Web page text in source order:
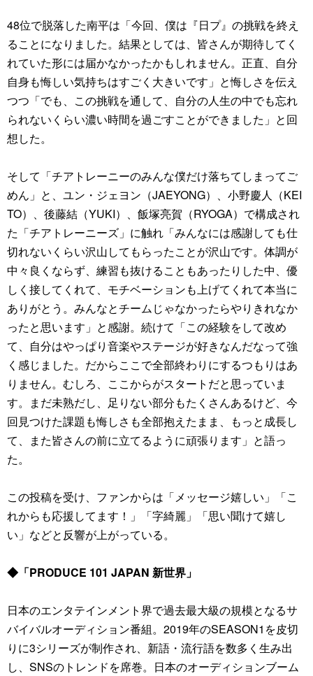
48位で脱落した南平は「今回、僕は『日プ』の挑戦を終え
ることになりました。結果としては、皆さんが期待してく
れていた形には届かなかったかもしれません。正直、自分
自身も悔しい気持ちはすごく大きいです」と悔しさを伝え
つつ「でも、この挑戦を通して、自分の人生の中でも忘れ
られないくらい濃い時間を過ごすことができました」と回
想した。
そして「チアトレーニーのみんな僕だけ落ちてしまってご
めん」と、ユン・ジェヨン（JAEYONG）、小野慶人（KEI
TO）、後藤結（YUKI）、飯塚亮賀（RYOGA）で構成され
た「チアトレーニーズ」に触れ「みんなには感謝しても仕
切れないくらい沢山してもらったことが沢山です。体調が
中々良くならず、練習も抜けることもあったりした中、優
しく接してくれて、モチベーションも上げてくれて本当に
ありがとう。みんなとチームじゃなかったらやりきれなか
ったと思います」と感謝。続けて「この経験をして改め
て、自分はやっぱり音楽やステージが好きなんだなって強
く感じました。だからここで全部終わりにするつもりはあ
りません。むしろ、ここからがスタートだと思っていま
す。まだ未熟だし、足りない部分もたくさんあるけど、今
回見つけた課題も悔しさも全部抱えたまま、もっと成長し
て、また皆さんの前に立てるように頑張ります」と語っ
た。
この投稿を受け、ファンからは「メッセージ嬉しい」「こ
れからも応援してます！」「字綺麗」「思い聞けて嬉し
い」などと反響が上がっている。
◆「PRODUCE 101 JAPAN 新世界」
日本のエンタテインメント界で過去最大級の規模となるサ
バイバルオーディション番組。2019年のSEASON1を皮切
りに3シリーズが制作され、新語・流行語を数多く生み出
し、SNSのトレンドを席巻。日本のオーディションブーム